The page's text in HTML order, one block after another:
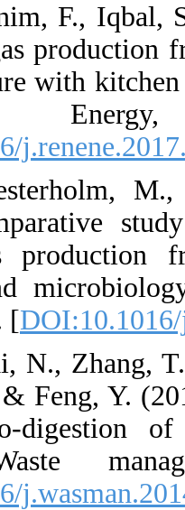
21. [21]
(2017).
of cow
[DOI:10.1016/
22. [22]
(2020).
solid biogas
operation and
304, 122981. [
23. [23] Zhai,
X., Ren, G.,
anaerobic
manure.
[DOI:10.1016/